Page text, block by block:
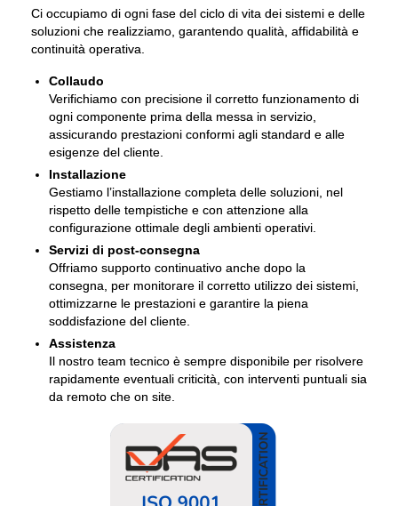
Ci occupiamo di ogni fase del ciclo di vita dei sistemi e delle
soluzioni che realizziamo, garantendo qualità, affidabilità e
continuità operativa.
Collaudo
Verifichiamo con precisione il corretto funzionamento di
ogni componente prima della messa in servizio,
assicurando prestazioni conformi agli standard e alle
esigenze del cliente.
Installazione
Gestiamo l’installazione completa delle soluzioni, nel
rispetto delle tempistiche e con attenzione alla
configurazione ottimale degli ambienti operativi.
Servizi di post-consegna
Offriamo supporto continuativo anche dopo la
consegna, per monitorare il corretto utilizzo dei sistemi,
ottimizzarne le prestazioni e garantire la piena
soddisfazione del cliente.
Assistenza
Il nostro team tecnico è sempre disponibile per risolvere
rapidamente eventuali criticità, con interventi puntuali sia
da remoto che on site.